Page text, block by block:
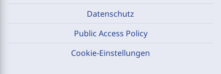
Datenschutz
Public Access Policy
Cookie-Einstellungen